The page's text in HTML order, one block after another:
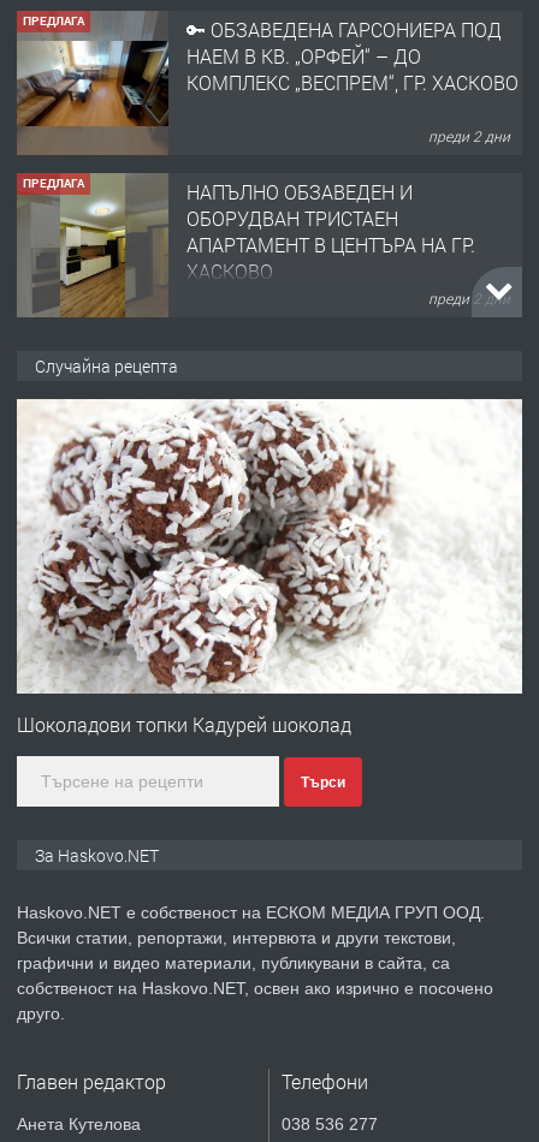
ПРЕДЛАГА
🔑 ОБЗАВЕДЕНА ГАРСОНИЕРА ПОД
НАЕМ В КВ. „ОРФЕЙ“ – ДО
КОМПЛЕКС „ВЕСПРЕМ“, ГР. ХАСКОВО
преди 2 дни
ПРЕДЛАГА
НАПЪЛНО ОБЗАВЕДЕН И
ОБОРУДВАН ТРИСТАЕН
АПАРТАМЕНТ В ЦЕНТЪРА НА ГР.
ХАСКОВО
преди 2 дни
ПРЕДЛАГА
№4120 Магазин/Офис под наем в кв.
Любен Каравелов, Хасково-близо до
градската градина!
ПРЕДЛАГА
ПРОСТОРЕН ТРИСТАЕН
КУБА
преди 3 дни
ПРЕДЛАГА СГЛОБЯВАНЕ НА МЕБЕЛИ.
Случайна рецепта
Шоколадови топки Кадурей шоколад
Търси
За Haskovo.NET
Haskovo.NET е собственост на ЕСКОМ МЕДИА ГРУП ООД.
Всички статии, репортажи, интервюта и други текстови,
графични и видео материали, публикувани в сайта, са
собственост на Haskovo.NET, освен ако изрично е посочено
друго.
Главен редактор
Анета Кутелова
Телефони
038 536 277